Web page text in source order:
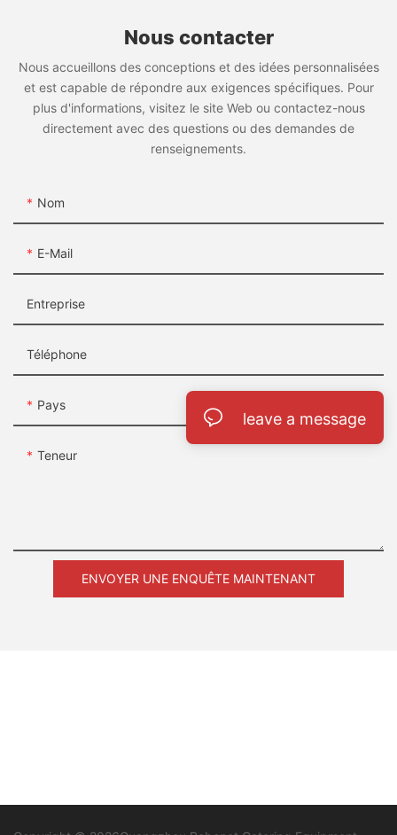
Nous contacter
Nous accueillons des conceptions et des idées personnalisées
et est capable de répondre aux exigences spécifiques. Pour
plus d'informations, visitez le site Web ou contactez-nous
directement avec des questions ou des demandes de
renseignements.
Nom
E-Mail
Entreprise
Téléphone
Pays
Teneur
ENVOYER UNE ENQUÊTE MAINTENANT
leave a message